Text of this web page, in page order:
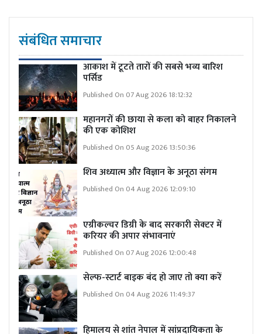
संबंधित समाचार
आकाश में टूटते तारों की सबसे भव्य बारिश
पर्सिड
Published On 07 Aug 2026 18:12:32
महानगरों की छाया से कला को बाहर निकालने
की एक कोशिश
Published On 05 Aug 2026 13:50:36
शिव अध्यात्म और विज्ञान के अनूठा संगम
Published On 04 Aug 2026 12:09:10
एग्रीकल्चर डिग्री के बाद सरकारी सेक्टर में
करियर की अपार संभावनाएं
Published On 07 Aug 2026 12:00:48
सेल्फ-स्टार्ट बाइक बंद हो जाए तो क्या करें
Published On 04 Aug 2026 11:49:37
हिमालय से शांत नेपाल में सांप्रदायिकता के